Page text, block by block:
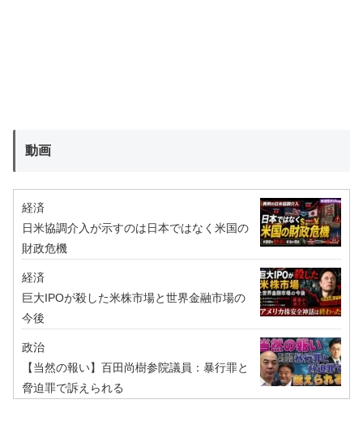
動画
経済
日米協調介入が示すのは日本ではなく米国の
財政危機
経済
巨大IPOが殺した米株市場と世界金融市場の
今後
政治
【当然の報い】百田尚樹参院議員：暴行罪と
脅迫罪で訴えられる